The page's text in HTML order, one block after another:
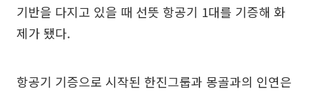
기반을 다지고 있을 때 선뜻 항공기 1대를 기증해 화
제가 됐다.
항공기 기증으로 시작된 한진그룹과 몽골과의 인연은